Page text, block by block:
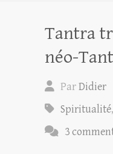
Tantra
néo-
ParDidier
Spiritualité
3